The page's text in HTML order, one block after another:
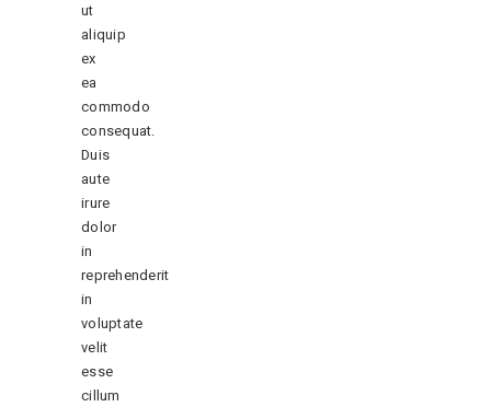
ut
aliquip
ex
ea
commodo
consequat.
Duis
aute
irure
dolor
in
reprehenderit
in
voluptate
velit
esse
cillum